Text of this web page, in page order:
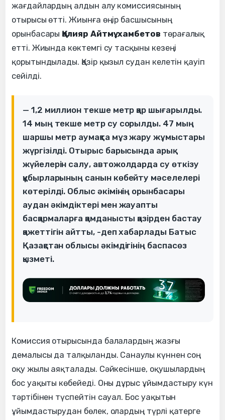
жағдайлардың алдын алу комиссиясының
отырысы өтті. Жиынға өңір басшысының
орынбасары Қалияр Айтмұхамбетов төрағалық
етті. Жиында көктемгі су тасқыны кезеңі
қорытындылады. Қазір қызыл судан келетін қауіп
сейілді.
— 1,2 миллион текше метр қар шығарылды.
14 мың текше метр су сорылды. 47 мың
шаршы метр аумақта мұз жару жұмыстары
жүргізілді. Отырыс барысында арық
жүйелерін салу, автожолдарда су өткізу
құбырларының санын көбейту мәселелері
көтерілді. Облыс әкімінің орынбасары
аудан әкімдіктері мен жауапты
басқармаларға қамданысты қазірден бастау
қажеттігін айтты, -деп хабарлады Батыс
Қазақстан облысы әкімдігінің баспасөз
қызметі.
Комиссия отырысында балалардың жазғы
демалысы да талқыланды. Санаулы күннен соң
оқу жылы аяқталады. Сәйкесінше, оқушылардың
бос уақыты көбейеді. Оны дұрыс ұйымдастыру күн
тәртібінен түспейтін сауал. Бос уақытын
ұйымдастырудан бөлек, олардың түрлі қатерге